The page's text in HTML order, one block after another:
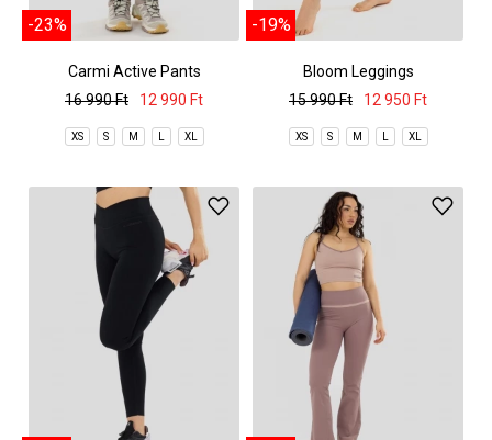
-23%
Carmi Active Pants
16 990 Ft
12 990 Ft
XS S M L XL
-19%
Bloom Leggings
15 990 Ft
12 950 Ft
XS S M L XL